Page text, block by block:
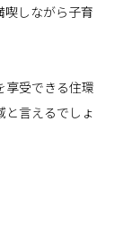
喫しながら子育
享受できる住環
と言えるでしょ